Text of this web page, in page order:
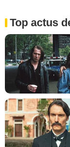
Top actus